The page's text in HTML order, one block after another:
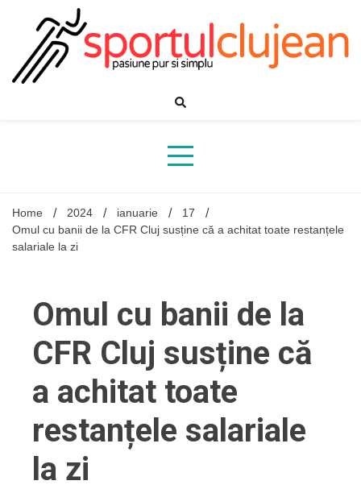
Home 2024 ianuarie
17
Omul cu banii de la CFR Cluj susține că a achitat toate restanțele
salariale la zi
Omul cu banii de la
CFR Cluj susține că
a achitat toate
restanțele salariale
la zi